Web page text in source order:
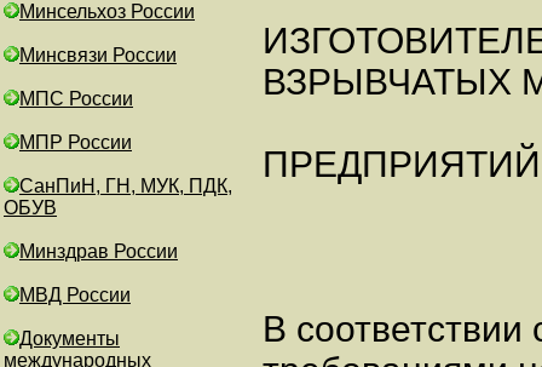
Минсельхоз России
Минсвязи России
МПС России
МПР России
СанПиН, ГН, МУК, ПДК,
ОБУВ
Минздрав России
МВД России
Документы
международных
ВЗРЫВЧАТЫХ
В соответствии